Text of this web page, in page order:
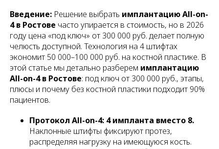
Введение: Решение выбрать имплантацию All-on-
4 в Ростове часто упирается в стоимость, но в 2026
году цена «под ключ» от 300 000 руб. делает полную
челюсть доступной. Технология на 4 штифтах
экономит 50 000–100 000 руб. на костной пластике. В
этой статье мы детально разберем имплантацию
All-on-4 в Ростове: под ключ от 300 000 руб., этапы,
плюсы и почему без костной пластики подходит 90%
пациентов.
Протокол All-on-4: 4 импланта вместо 8.
Наклонные штифты фиксируют протез,
распределяя нагрузку на имеющуюся кость.